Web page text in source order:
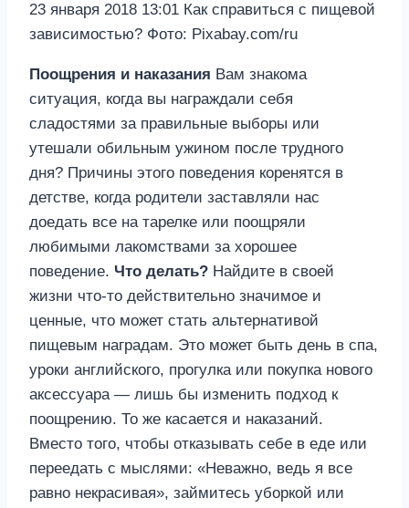
23 января 2018 13:01 Как справиться с пищевой
зависимостью? Фото: Pixabay.com/ru
Поощрения и наказания Вам знакома
ситуация, когда вы награждали себя
сладостями за правильные выборы или
утешали обильным ужином после трудного
дня? Причины этого поведения коренятся в
детстве, когда родители заставляли нас
доедать все на тарелке или поощряли
любимыми лакомствами за хорошее
поведение. Что делать? Найдите в своей
жизни что-то действительно значимое и
ценные, что может стать альтернативой
пищевым наградам. Это может быть день в спа,
уроки английского, прогулка или покупка нового
аксессуара — лишь бы изменить подход к
поощрению. То же касается и наказаний.
Вместо того, чтобы отказывать себе в еде или
переедать с мыслями: «Неважно, ведь я все
равно некрасивая», займитесь уборкой или